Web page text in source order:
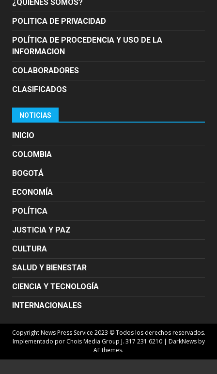
¿QUIÉNES SOMOS?
POLITICA DE PRIVACIDAD
POLÍTICA DE PROCEDENCIA Y USO DE LA
INFORMACION
COLABORADORES
CLASIFICADOS
NOTICIAS
INICIO
COLOMBIA
BOGOTÁ
ECONOMÍA
POLÍTICA
JUSTICIA Y PAZ
CULTURA
SALUD Y BIENESTAR
CIENCIA Y TECNOLOGÍA
INTERNACIONALES
Copyright News Press Service 2023 © Todos los derechos reservados.
Implementado por Chois Media Group J. 317 231 6210 | DarkNewsby
AF themes.